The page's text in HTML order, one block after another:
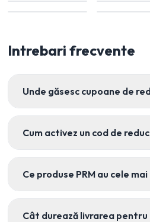
Intrebari frecvente
Unde găsesc cupoane de
Cum activez un cod de
Ce produse PRM au cele
Cât durează livrarea pentru